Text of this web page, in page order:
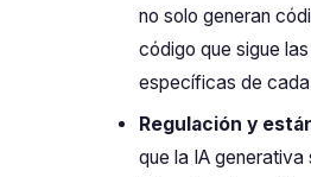
no solo generan
código que sigue
específicas de
Regulación y
que la IA generativa